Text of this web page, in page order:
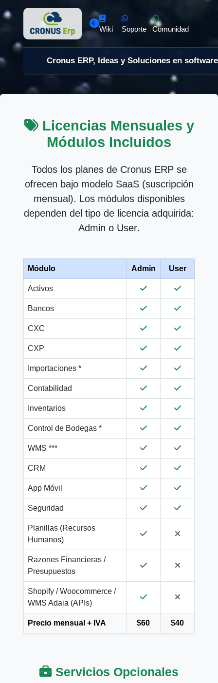
Wiki Soporte Comunidad
Cronus ERP, Ideas y Soluciones en software
Licencias Mensuales y
Módulos Incluidos
Todos los planes de Cronus ERP se
ofrecen bajo modelo SaaS (suscripción
mensual). Los módulos disponibles
dependen del tipo de licencia adquirida:
Admin o User.
Módulo Admin User
Activos
Bancos
CXC
CXP
Importaciones *
Contabilidad
Inventarios
Control de Bodegas *
WMS ***
CRM
App Móvil
Seguridad
Planillas (Recursos
Humanos)
Razones Financieras /
Presupuestos
Shopify / Woocommerce /
WMS Adaia (APIs)
Precio mensual + IVA $60 $40
Servicios Opcionales